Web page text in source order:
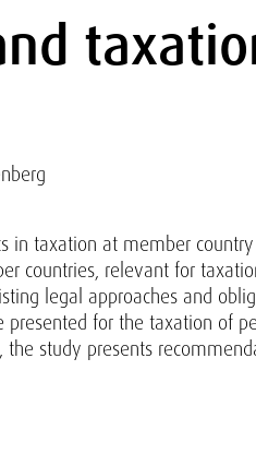
in taxation at member
countries, relevant for
legal approaches and
presented for the taxation of
the study presents